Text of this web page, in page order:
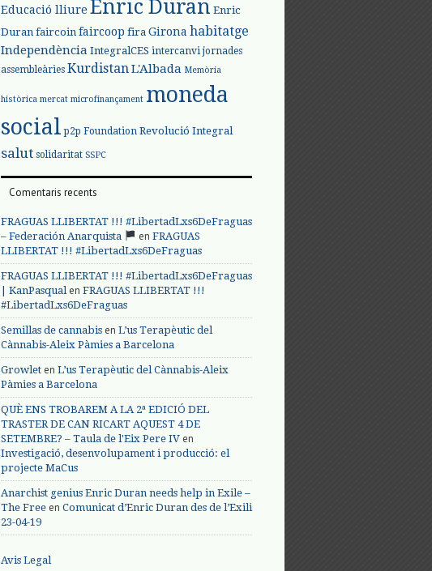
Educació lliure Enric Duran Enric
Duran faircoin faircoop fira Girona habitatge
Independència IntegralCES intercanvi jornades
assembleàries Kurdistan L'Albada Memòria
històrica mercat microfinançament moneda
social p2p Foundation Revolució Integral
salut solidaritat SSPC
Comentaris recents
FRAGUAS LLIBERTAT !!! #LibertadLxs6DeFraguas
– Federación Anarquista
en FRAGUAS
LLIBERTAT !!! #LibertadLxs6DeFraguas
FRAGUAS LLIBERTAT !!! #LibertadLxs6DeFraguas
| KanPasqualen FRAGUAS LLIBERTAT !!!
#LibertadLxs6DeFraguas
Semillas de cannabis en L’us Terapèutic del
Cànnabis-Aleix Pàmies a Barcelona
Growlet en L’us Terapèutic del Cànnabis-Aleix
Pàmies a Barcelona
QUÈ ENS TROBAREM A LA 2ª EDICIÓ DEL
TRASTER DE CAN RICART AQUEST 4 DE
SETEMBRE? – Taula de l'Eix Pere IV en
Investigació, desenvolupament i producció: el
projecte MaCus
Anarchist genius Enric Duran needs help in Exile –
The Free en Comunicat d’Enric Duran des de l’Exili
23-04-19
Avis Legal